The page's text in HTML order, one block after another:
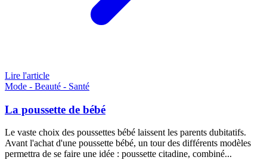
Lire l'article
Mode - Beauté - Santé
La poussette de bébé
Le vaste choix des poussettes bébé laissent les parents dubitatifs.
Avant l'achat d'une poussette bébé, un tour des différents modèles
permettra de se faire une idée : poussette citadine, combiné...